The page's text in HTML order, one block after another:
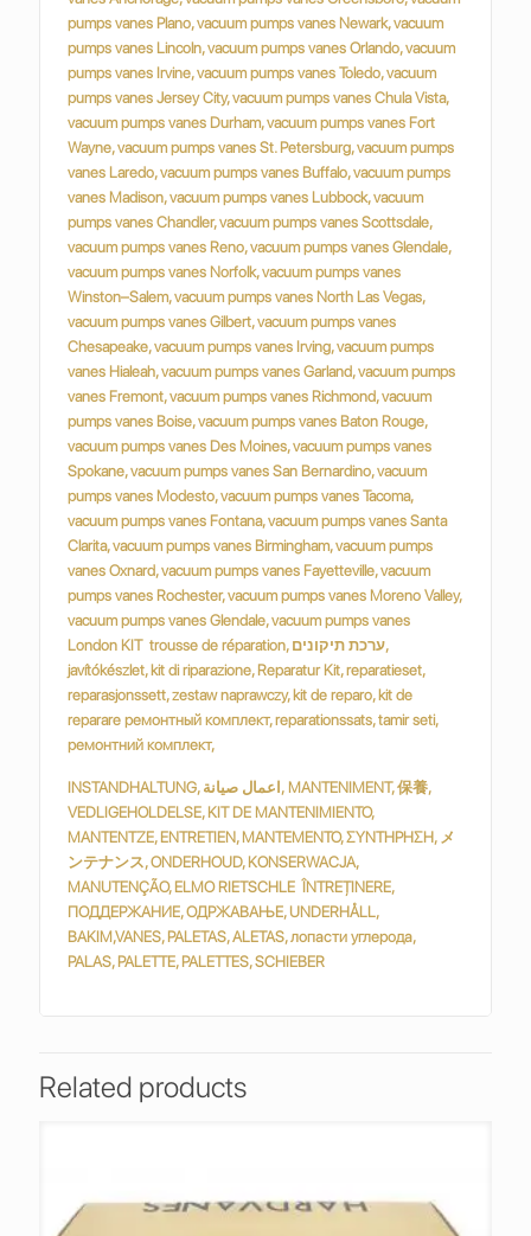
INSTANDHALTUNG, اعمال صيانة, MANTENIMENT, 保養,
VEDLIGEHOLDELSE, KIT DE MANTENIMIENTO,
MANTENTZE, ENTRETIEN, MANTEMENTO, ΣΥΝΤΗΡΗΣΗ, メ
ンテナンス, ONDERHOUD, KONSERWACJA,
MANUTENÇÃO, ELMO RIETSCHLE ÎNTREȚINERE,
ПОДДЕРЖАНИЕ, ОДРЖАВАЊЕ, UNDERHÅLL,
BAKIM,VANES, PALETAS, ALETAS, лопасти углерода,
PALAS, PALETTE, PALETTES, SCHIEBER
Related products